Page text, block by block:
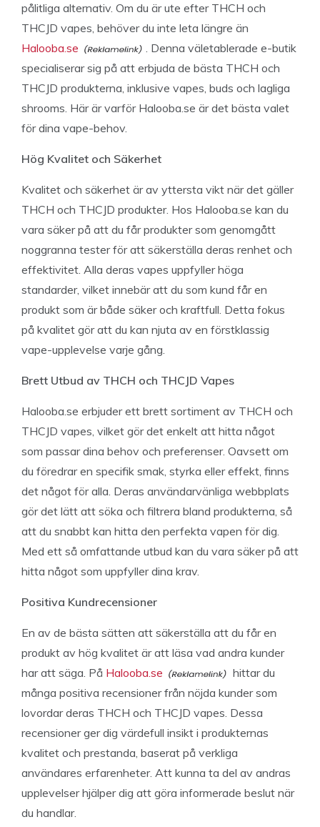
pålitliga alternativ. Om du är ute efter THCH och
THCJD vapes, behöver du inte leta längre än
Halooba.se
. Denna väletablerade e-butik
specialiserar sig på att erbjuda de bästa THCH och
THCJD produkterna, inklusive vapes, buds och lagliga
shrooms. Här är varför Halooba.se är det bästa valet
för dina vape-behov.
Hög Kvalitet och Säkerhet
Kvalitet och säkerhet är av yttersta vikt när det gäller
THCH och THCJD produkter. Hos Halooba.se kan du
vara säker på att du får produkter som genomgått
noggranna tester för att säkerställa deras renhet och
effektivitet. Alla deras vapes uppfyller höga
standarder, vilket innebär att du som kund får en
produkt som är både säker och kraftfull. Detta fokus
på kvalitet gör att du kan njuta av en förstklassig
vape-upplevelse varje gång.
Brett Utbud av THCH och THCJD Vapes
Halooba.se erbjuder ett brett sortiment av THCH och
THCJD vapes, vilket gör det enkelt att hitta något
som passar dina behov och preferenser. Oavsett om
du föredrar en specifik smak, styrka eller effekt, finns
det något för alla. Deras användarvänliga webbplats
gör det lätt att söka och filtrera bland produkterna, så
att du snabbt kan hitta den perfekta vapen för dig.
Med ett så omfattande utbud kan du vara säker på att
hitta något som uppfyller dina krav.
Positiva Kundrecensioner
En av de bästa sätten att säkerställa att du får en
produkt av hög kvalitet är att läsa vad andra kunder
har att säga. På Halooba.se
hittar du
många positiva recensioner från nöjda kunder som
lovordar deras THCH och THCJD vapes. Dessa
recensioner ger dig värdefull insikt i produkternas
kvalitet och prestanda, baserat på verkliga
användares erfarenheter. Att kunna ta del av andras
upplevelser hjälper dig att göra informerade beslut när
du handlar.